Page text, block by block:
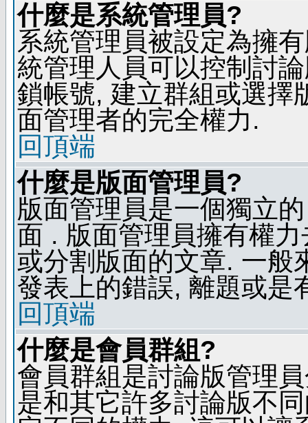
什麼是系統管理員?
系統管理員被設定為擁
統管理人員可以控制討
鎖帳號, 建立群組或選擇
面管理者的完全權力.
回頂端
什麼是版面管理員?
版面管理員是一個獨立
面 . 版面管理員擁有權
或分割版面的文章. 一般
發表上的錯誤, 離題或是
回頂端
什麼是會員群組?
會員群組是討論版管理
是和其它許多討論版不